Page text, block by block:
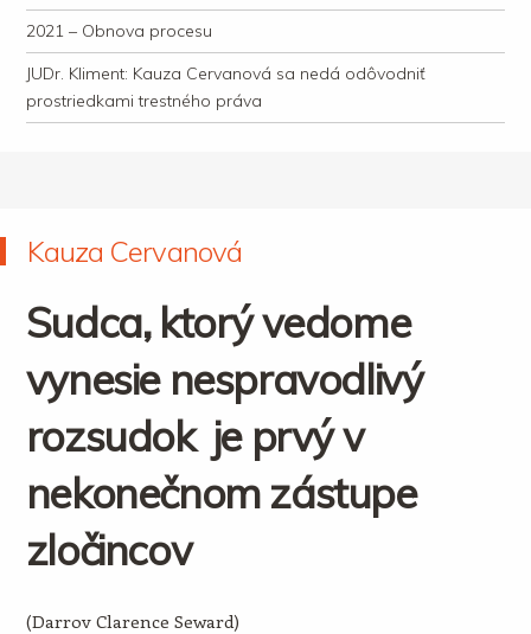
2021 – Obnova procesu
JUDr. Kliment: Kauza Cervanová sa nedá odôvodniť
prostriedkami trestného práva
Kauza Cervanová
Sudca, ktorý vedome
vynesie nespravodlivý
rozsudok je prvý v
nekonečnom zástupe
zločincov
(Darrov Clarence Seward)